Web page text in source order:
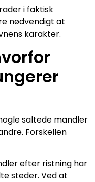
i faktisk
nødvendigt at
karakter.
saltede mandler
Forskellen
efter ristning har
steder. Ved at